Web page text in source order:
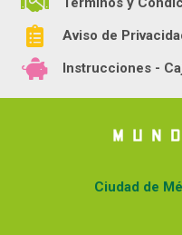
Aviso de
Instrucciones -
Ciudad de